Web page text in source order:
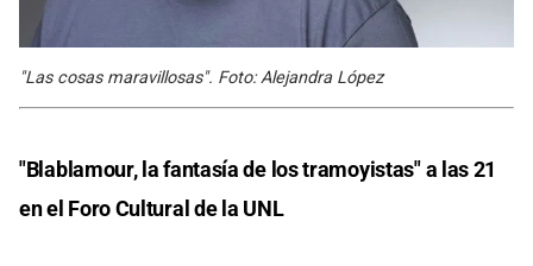
"Las cosas maravillosas". Foto: Alejandra López
"Blablamour, la fantasía de los tramoyistas" a las 21
en el Foro Cultural de la UNL